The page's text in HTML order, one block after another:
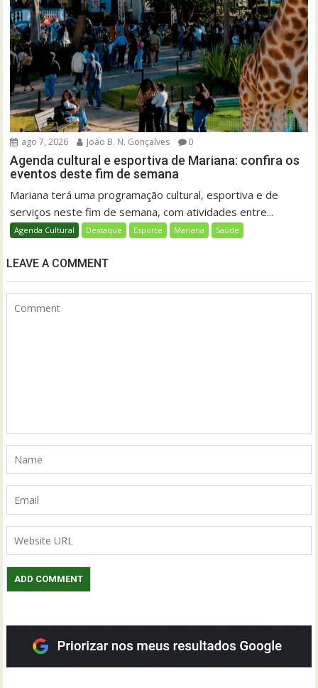
ago 7, 2026 João B. N. Gonçalves 0
Agenda cultural e esportiva de Mariana: confira os
eventos deste fim de semana
Mariana terá uma programação cultural, esportiva e de
serviços neste fim de semana, com atividades entre...
Agenda Cultural Destaque Esporte Mariana Saúde
LEAVE A COMMENT